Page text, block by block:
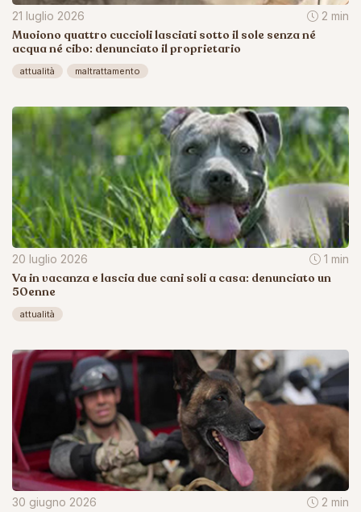
21 luglio 2026 2 min
Muoiono quattro cuccioli lasciati sotto il sole senza né
acqua né cibo: denunciato il proprietario
attualità maltrattamento
20 luglio 2026 1 min
Va in vacanza e lascia due cani soli a casa: denunciato un
50enne
attualità
30 giugno 2026 2 min